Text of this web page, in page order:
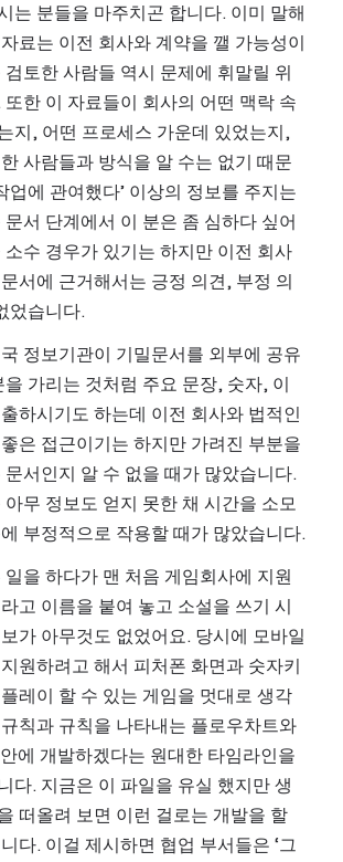
는 분들을 마주치곤 합니다. 이미 말해
료는 이전 회사와 계약을 깰 가능성이
토한 사람들 역시 문제에 휘말릴 위
한 이 자료들이 회사의 어떤 맥락 속
지, 어떤 프로세스 가운데 있었는지,
사람들과 방식을 알 수는 없기 때문
업에 관여했다’ 이상의 정보를 주지는
서 단계에서 이 분은 좀 심하다 싶어
소수 경우가 있기는 하지만 이전 회사
서에 근거해서는 긍정 의견, 부정 의
었습니다.
정보기관이 기밀문서를 외부에 공유
가리는 것처럼 주요 문장, 숫자, 이
하시기도 하는데 이전 회사와 법적인
은 접근이기는 하지만 가려진 부분을
서인지 알 수 없을 때가 많았습니다.
무 정보도 얻지 못한 채 시간을 소모
부정적으로 작용할 때가 많았습니다.
을 하다가 맨 처음 게임회사에 지원
고 이름을 붙여 놓고 소설을 쓰기 시
가 아무것도 없었어요. 당시에 모바일
원하려고 해서 피처폰 화면과 숫자키
레이 할 수 있는 게임을 멋대로 생각
칙과 규칙을 나타내는 플로우차트와
에 개발하겠다는 원대한 타임라인을
다. 지금은 이 파일을 유실 했지만 생
떠올려 보면 이런 걸로는 개발을 할
다. 이걸 제시하면 협업 부서들은 ‘그